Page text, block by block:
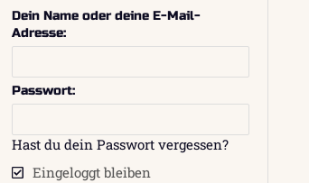
Dein Name oder deine E-Mail-
Adresse
Passwort
Hast du dein Passwort vergessen?
Eingeloggt bleiben